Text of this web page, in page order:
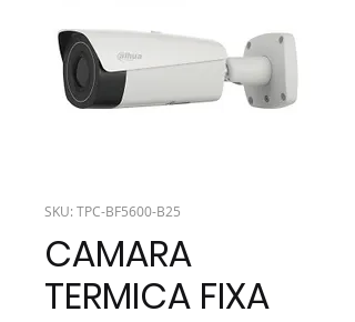
SKU: TPC-BF5600-B25
CAMARA
TERMICA FIXA